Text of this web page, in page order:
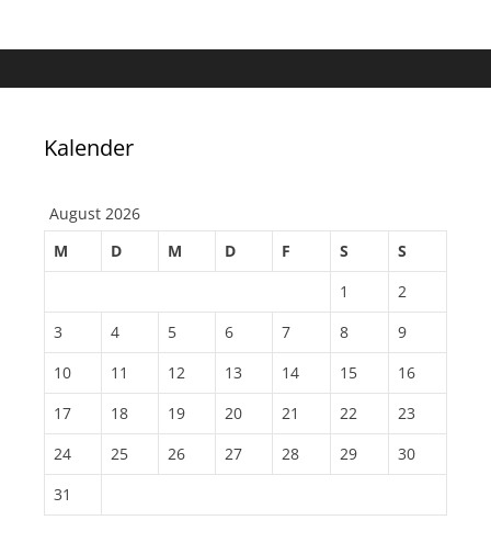
Kalender
August 2026
M
D M D F S
S
1
2
3
4 5 6 7 8
9
10
11 12 13 14 15
16
17
18 19 20 21 22
23
24
25 26 27 28 29
30
31